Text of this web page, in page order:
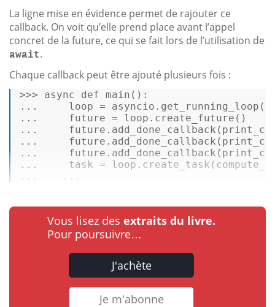
La ligne mise en évidence permet de rajouter ce
callback. On voit qu’elle prend place avant l’appel
concret de la future, ce qui se fait lors de l’utilisation de
await.
Chaque callback peut être ajouté plusieurs fois :
>>> async def main ():
...     loop = asyncio. get_running_loop
...     future = loop. create_future ()
...     future. add_done_callback
...     future. add_done_callback
...     future. add_done_callback
...     task = loop. create_task (
...    ...
Vous lisez des extraits du livre.
Pour poursuivre…
J'achète
Je m'abonne